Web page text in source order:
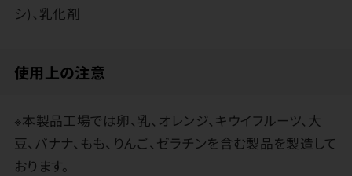
シ)、乳化剤
使用上の注意
※本製品工場では卵、乳、オレンジ、キウイフルーツ、大
豆、バナナ、もも、りんご、ゼラチンを含む製品を製造して
おります。